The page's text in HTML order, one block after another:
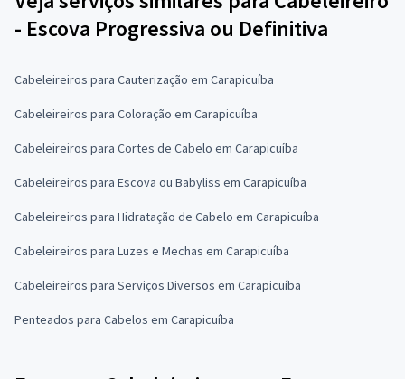
- Escova Progressiva ou Definitiva
Cabeleireiros para Cauterização em Carapicuíba
Cabeleireiros para Coloração em Carapicuíba
Cabeleireiros para Cortes de Cabelo em Carapicuíba
Cabeleireiros para Escova ou Babyliss em Carapicuíba
Cabeleireiros para Hidratação de Cabelo em Carapicuíba
Cabeleireiros para Luzes e Mechas em Carapicuíba
Cabeleireiros para Serviços Diversos em Carapicuíba
Penteados para Cabelos em Carapicuíba